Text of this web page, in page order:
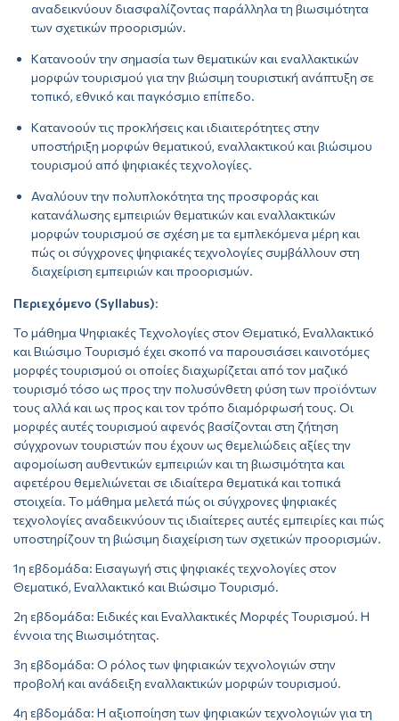
αναδεικνύουν διασφαλίζοντας παράλληλα τη βιωσιμότητα
των σχετικών προορισμών.
Κατανοούν την σημασία των θεματικών και εναλλακτικών
μορφών τουρισμού για την βιώσιμη τουριστική ανάπτυξη σε
τοπικό, εθνικό και παγκόσμιο επίπεδο.
Κατανοούν τις προκλήσεις και ιδιαιτερότητες στην
υποστήριξη μορφών θεματικού, εναλλακτικού και βιώσιμου
τουρισμού από ψηφιακές τεχνολογίες.
Αναλύουν την πολυπλοκότητα της προσφοράς και
κατανάλωσης εμπειριών θεματικών και εναλλακτικών
μορφών τουρισμού σε σχέση με τα εμπλεκόμενα μέρη και
πώς οι σύγχρονες ψηφιακές τεχνολογίες συμβάλλουν στη
διαχείριση εμπειριών και προορισμών.
Περιεχόμενο (Syllabus):
Το μάθημα Ψηφιακές Τεχνολογίες στον Θεματικό, Εναλλακτικό
και Βιώσιμο Τουρισμό έχει σκοπό να παρουσιάσει καινοτόμες
μορφές τουρισμού οι οποίες διαχωρίζεται από τον μαζικό
τουρισμό τόσο ως προς την πολυσύνθετη φύση των προϊόντων
τους αλλά και ως προς και τον τρόπο διαμόρφωσή τους. Οι
μορφές αυτές τουρισμού αφενός βασίζονται στη ζήτηση
σύγχρονων τουριστών που έχουν ως θεμελιώδεις αξίες την
αφομοίωση αυθεντικών εμπειριών και τη βιωσιμότητα και
αφετέρου θεμελιώνεται σε ιδιαίτερα θεματικά και τοπικά
στοιχεία. Το μάθημα μελετά πώς οι σύγχρονες ψηφιακές
τεχνολογίες αναδεικνύουν τις ιδιαίτερες αυτές εμπειρίες και πώς
υποστηρίζουν τη βιώσιμη διαχείριση των σχετικών προορισμών.
1η εβδομάδα: Εισαγωγή στις ψηφιακές τεχνολογίες στον
Θεματικό, Εναλλακτικό και Βιώσιμο Τουρισμό.
2η εβδομάδα: Ειδικές και Εναλλακτικές Μορφές Τουρισμού. Η
έννοια της Βιωσιμότητας.
3η εβδομάδα: Ο ρόλος των ψηφιακών τεχνολογιών στην
προβολή και ανάδειξη εναλλακτικών μορφών τουρισμού.
4η εβδομάδα: Η αξιοποίηση των ψηφιακών τεχνολογιών για τη